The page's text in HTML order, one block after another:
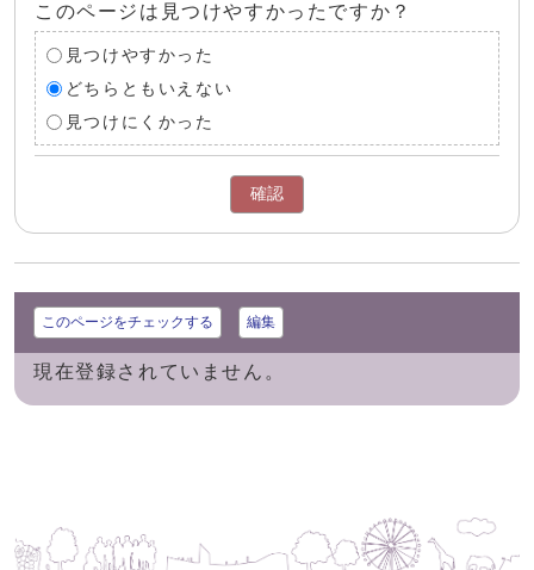
このページは見つけやすかったですか？
見つけやすかった
どちらともいえない
見つけにくかった
確認
このページをチェックする 編集
現在登録されていません。